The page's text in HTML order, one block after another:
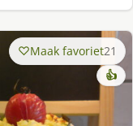
Maak favoriet21
👍